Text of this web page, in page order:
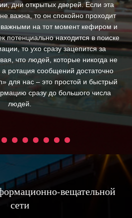
дни открытых дверей. Если эта
важна, то он спокойно проходит
на тот момент кефиром и
потенциально находится в поиске
то ухо сразу зацепится за
что людей, которые никогда не
ротация сообщений достаточно
для нас – это простой и быстрый
сразу до большого числа
людей.
вещательной
сети